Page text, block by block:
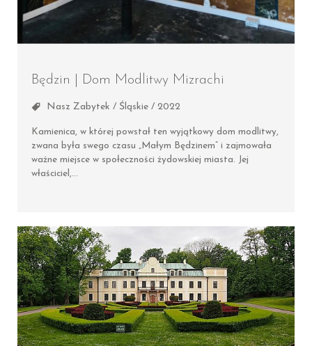
Będzin | Dom Modlitwy Mizrachi
Nasz Zabytek / Śląskie / 2022
Kamienica, w której powstał ten wyjątkowy dom modlitwy,
zwana była swego czasu „Małym Będzinem” i zajmowała
ważne miejsce w społeczności żydowskiej miasta. Jej
właściciel,…